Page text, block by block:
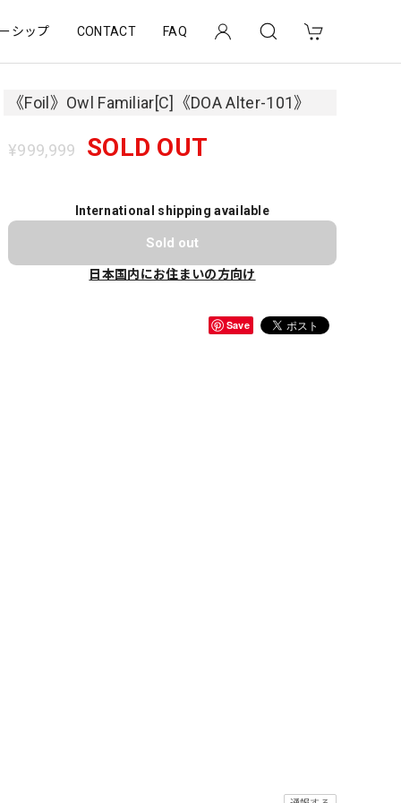
シップ CONTACT FAQ
《Foil》Owl Familiar[C]《DOA Alter-101》
¥999,999 SOLD OUT
International shipping available
Sold out
日本国内にお住まいの方向け
Save